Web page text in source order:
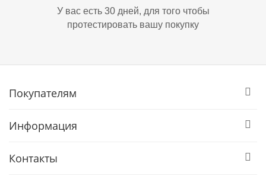
У вас есть 30 дней, для того чтобы
протестировать вашу покупку
Покупателям
Информация
Контакты